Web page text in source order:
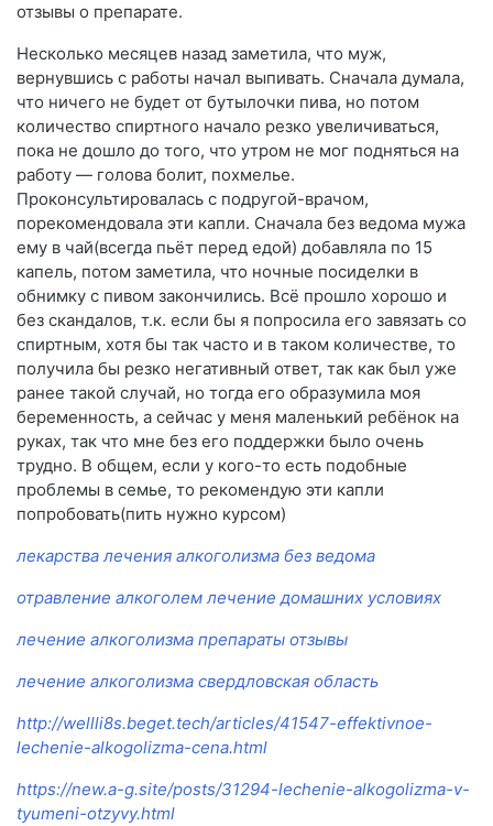
отзывы о препарате.
Несколько месяцев назад заметила, что муж,
вернувшись с работы начал выпивать. Сначала думала,
что ничего не будет от бутылочки пива, но потом
количество спиртного начало резко увеличиваться,
пока не дошло до того, что утром не мог подняться на
работу — голова болит, похмелье.
Проконсультировалась с подругой-врачом,
порекомендовала эти капли. Сначала без ведома мужа
ему в чай(всегда пьёт перед едой) добавляла по 15
капель, потом заметила, что ночные посиделки в
обнимку с пивом закончились. Всё прошло хорошо и
без скандалов, т.к. если бы я попросила его завязать со
спиртным, хотя бы так часто и в таком количестве, то
получила бы резко негативный ответ, так как был уже
ранее такой случай, но тогда его образумила моя
беременность, а сейчас у меня маленький ребёнок на
руках, так что мне без его поддержки было очень
трудно. В общем, если у кого-то есть подобные
проблемы в семье, то рекомендую эти капли
попробовать(пить нужно курсом)
лекарства лечения алкоголизма без ведома
отравление алкоголем лечение домашних условиях
лечение алкоголизма препараты отзывы
лечение алкоголизма свердловская область
http://wellli8s.beget.tech/articles/41547-effektivnoe-
lechenie-alkogolizma-cena.html
https://new.a-g.site/posts/31294-lechenie-alkogolizma-v-
tyumeni-otzyvy.html